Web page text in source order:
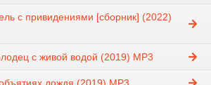
с привидениями [сборник] (2022)
с живой водой (2019) MP3